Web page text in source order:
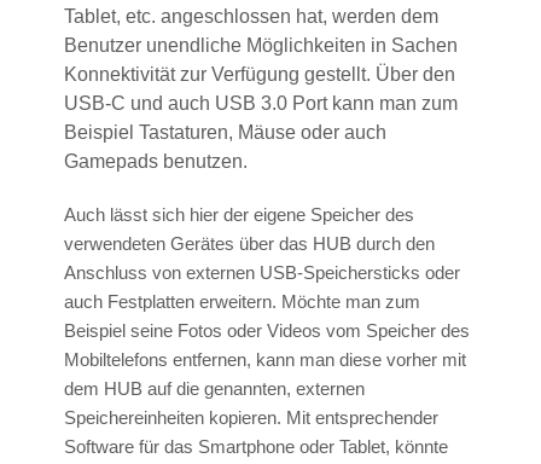
Tablet, etc. angeschlossen hat, werden dem
Benutzer unendliche Möglichkeiten in Sachen
Konnektivität zur Verfügung gestellt. Über den
USB-C und auch USB 3.0 Port kann man zum
Beispiel Tastaturen, Mäuse oder auch
Gamepads benutzen.
Auch lässt sich hier der eigene Speicher des
verwendeten Gerätes über das HUB durch den
Anschluss von externen USB-Speichersticks oder
auch Festplatten erweitern. Möchte man zum
Beispiel seine Fotos oder Videos vom Speicher des
Mobiltelefons entfernen, kann man diese vorher mit
dem HUB auf die genannten, externen
Speichereinheiten kopieren. Mit entsprechender
Software für das Smartphone oder Tablet, könnte